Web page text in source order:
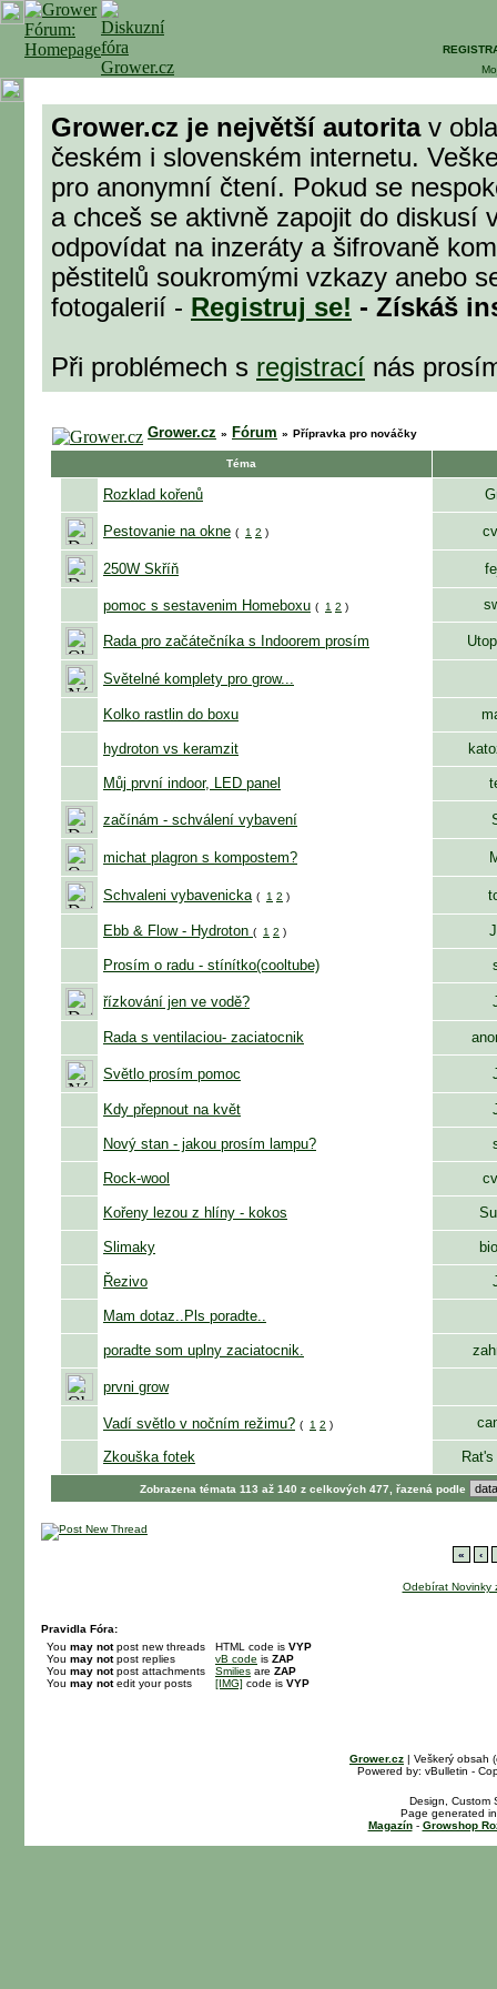
Grower.cz je největší autoritav
českém i slovenském internetu.
pro anonymní čtení. Pokud se
a chceš se aktivně zapojit do diskusí
odpovídat na inzeráty a šifrovaně
pěstitelů soukromými vzkazy anebo
fotogalerií - Registruj se! - Získáš
Při problémech s registrací nás
Grower.cz » Fórum » Přípravka pro nováčky
Téma
Rozklad kořenů
Pestovanie na okne ( 1 2 )
250W Skříň
pomoc s sestavenim Homeboxu ( 1 2 )
Rada pro začátečníka s Indoorem prosím
Světelné komplety pro grow...
Kolko rastlin do boxu
hydroton vs keramzit
Můj první indoor, LED panel
začínám - schválení vybavení
michat plagron s kompostem?
Schvaleni vybavenicka ( 1 2 )
Ebb & Flow - Hydroton ( 1 2 )
Prosím o radu - stínítko(cooltube)
řízkování jen ve vodě?
Rada s ventilaciou- zaciatocnik
Světlo prosím pomoc
Kdy přepnout na květ
Nový stan - jakou prosím lampu?
Rock-wool
Kořeny lezou z hlíny - kokos
Slimaky
Řezivo
Mam dotaz..Pls poradte..
poradte som uplny zaciatocnik.
prvni grow
Vadí světlo v nočním režimu? ( 1 2 )
Zkouška fotek
Zobrazena témata 113 až 140 z celkových 477, řazená podle
« ‹
Odebírat Novinky
Pravidla Fóra:
You may notpost new threads
You may notpost replies
You may notpost attachments
You may notedit your posts
HTML code is VYP
vB code is ZAP
Smilies are ZAP
[IMG] code is VYP
Grower.cz | Veškerý obsah
Powered by: vBulletin -
Design, Custom
Page generated
Magazín- Growshop